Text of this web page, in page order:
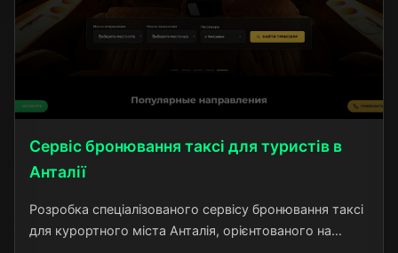
Сервіс бронювання таксі для туристів в
Анталії
Розробка спеціалізованого сервісу бронювання таксі
для курортного міста Анталія, орієнтованого на